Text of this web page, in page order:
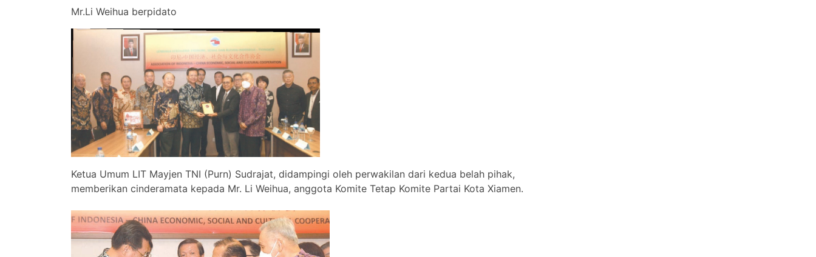
Mr.Li Weihua berpidato
Ketua Umum LIT Mayjen TNI (Purn) Sudrajat, didampingi oleh perwakilan dari kedua belah pihak,
memberikan cinderamata kepada Mr. Li Weihua, anggota Komite Tetap Komite Partai Kota Xiamen.